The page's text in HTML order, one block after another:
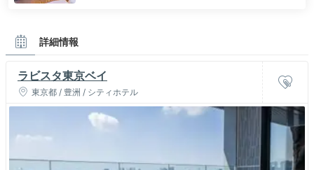
詳細情報
ラビスタ東京ベイ
東京都 / 豊洲 / シティホテル